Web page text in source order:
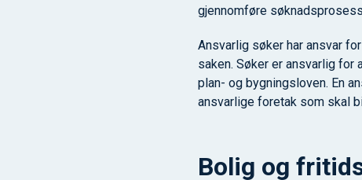
gjennomføre
Ansvarlig søker har ansvar
saken. Søker er ansvarlig
plan- og bygningsloven. En
ansvarlige foretak som skal
Bolig og